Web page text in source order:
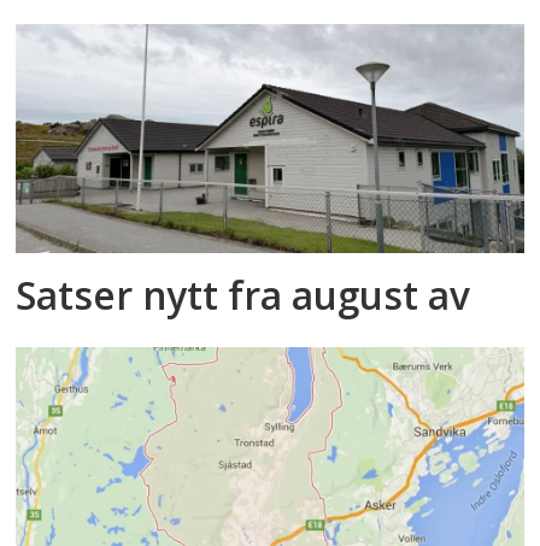
Satser nytt fra august av